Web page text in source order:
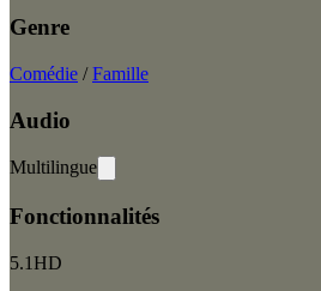
Genre
Comédie /Famille
Audio
Multilingue
Fonctionnalités
5.1HD